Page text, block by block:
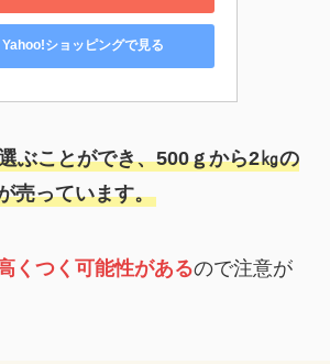
Yahoo!ショッピングで見る
ぶことができ、500ｇから2㎏の
売っています。
くつく可能性があるので注意が